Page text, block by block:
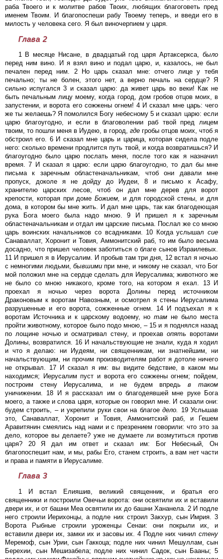
раба Твоего и к молитве рабов Твоих, любящих благоговеть пред
именем Твоим. И благопоспеши рабу Твоему теперь, и введи его в
милость у человека сего. Я был виночерпием у царя.
Глава 2
1 В месяце Нисане, в двадцатый год царя Артаксеркса, было
перед ним вино. И я взял вино и подал царю, и, казалось, не был
печален перед ним. 2 Но царь сказал мне: отчего лице у тебя
печально; ты не болен, этого нет, а верно печаль на сердце? Я
сильно испугался 3 и сказал царю: да живет царь во веки! Как не
быть печальным лицу моему, когда город, дом гробов отцов моих, в
запустении, и ворота его сожжены огнем! 4 И сказал мне царь: чего
же ты желаешь? Я помолился Богу небесному 5 и сказал царю: если
царю благоугодно, и если в благоволении раб твой пред лицем
твоим, то пошли меня в Иудею, в город, где гробы отцов моих, чтоб я
обстроил его. 6 И сказал мне царь и царица, которая сидела подле
него: сколько времени продлится путь твой, и когда возвратишься? И
благоугодно было царю послать меня, после того как я назначил
время. 7 И сказал я царю: если царю благоугодно, то дал бы мне
письма к заречным областеначальникам, чтоб они давали мне
пропуск, доколе я не дойду до Иудеи, 8 и письмо к Асафу,
хранителю царских лесов, чтоб он дал мне дерев для ворот
крепости, которая при доме Божием,
и для городской стены, и для
дома, в котором бы мне жить. И дал мне царь, так как благодеющая
рука Бога моего была надо мною. 9 И пришел я к заречным
областеначальникам и отдал им царские письма. Послал же со мною
царь воинских начальников со всадниками. 10 Когда услышал сие
Санаваллат, Хоронит и Товия, Аммонитский раб, то им было весьма
досадно, что пришел человек заботиться о благе сынов Израилевых.
11 И пришел я в Иерусалим. И пробыв там три дня, 12 встал я ночью
с немногими людьми, бывшими при мне, и никому не сказал, что Бог
мой положил мне на сердце сделать для Иерусалима; животного же
не было со мною никакого, кроме того, на котором я ехал. 13 И
проехал я ночью через ворота Долины перед источником
Драконовым к воротам Навозным, и осмотрел я стены Иерусалима
разрушенные и его ворота, сожженные огнем. 14 И подъехал я к
воротам Источника и к царскому водоему, но там не было места
пройти животному, которое было подо мною, – 15 и я поднялся назад
по лощине ночью и осматривал стену, и проехав опять воротами
Долины, возвратился. 16 И начальствующие не знали, куда я ходил
и что я делаю: ни Иудеям, ни священникам, ни знатнейшим, ни
начальствующим, ни прочим производителям работ я дотоле ничего
не открывал. 17 И сказал я им: вы видите бедствие, в каком мы
находимся; Иерусалим пуст и ворота его сожжены огнем; пойдем,
построим стену Иерусалима, и не будем впредь в
таком
уничижении. 18 И я рассказал им о благодеявшей мне руке Бога
моего, а также и слова царя, которые он говорил мне. И сказали они:
будем строить, – и укрепили руки свои на благое дело.
19 Услышав
это, Санаваллат, Хоронит и Товия, Аммонитский раб, и Гешем
Аравитянин смеялись над нами и с презрением говорили: что это за
дело, которое вы делаете? уже не думаете ли возмутиться против
царя? 20 Я дал им ответ и сказал им: Бог Небесный, Он
благопоспешит нам, и мы, рабы Его, станем строить, а вам нет части
и права и памяти в Иерусалиме.
Глава 3
1 И встал Елияшив, великий священник, и братья его
священники и построили Овечьи ворота: они освятили их и вставили
двери их, и от башни Меа освятили их до башни Хананела. 2 И подле
него строили Иерихонцы, а подле них строил Закхур, сын Имрия. 3
Ворота Рыбные строили уроженцы Сенаи: они покрыли их, и
вставили двери их, замки их и засовы их. 4 Подле них чинил стену
Меремоф, сын Урии, сын Гаккоца; подле них чинил Мешуллам, сын
Берехии, сын Мешизабела; подле них чинил Садок, сын Бааны; 5